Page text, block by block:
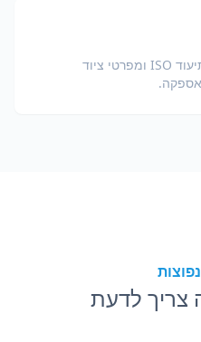
תרגם נהלים, מדריכים טכניים, תיעוד ISO ומפרטי ציוד
אספקה.
לדעת